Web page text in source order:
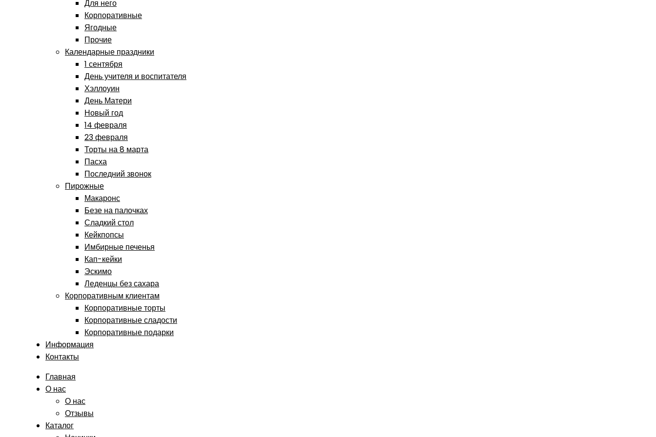
Для него
Корпоративные
Ягодные
Прочие
Календарные праздники
1 сентября
День учителя и воспитателя
Хэллоуин
День Матери
Новый год
14 февраля
23 февраля
Торты на 8 марта
Пасха
Последний звонок
Пирожные
Макаронс
Безе на палочках
Сладкий стол
Кейкпопсы
Имбирные печенья
Кап-кейки
Эскимо
Леденцы без сахара
Корпоративным клиентам
Корпоративные торты
Корпоративные сладости
Корпоративные подарки
Информация
Контакты
Главная
О нас
О нас
Отзывы
Каталог